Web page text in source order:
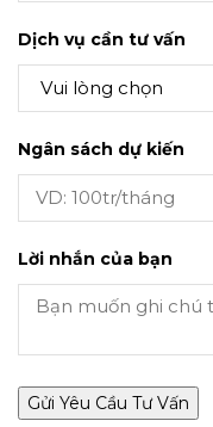
Dịch vụ cần tư vấn
Ngân sách dự kiến
Lời nhắn của bạn
Gửi Yêu Cầu Tư Vấn